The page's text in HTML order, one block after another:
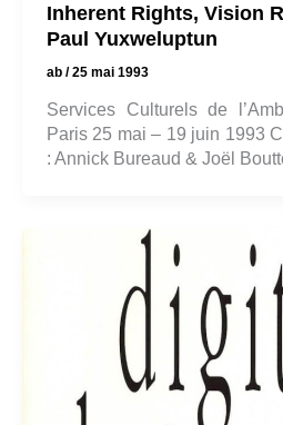
Inherent Rights, Vision
Paul Yuxweluptun
ab /25 mai 1993
Services Culturels de
Paris 25 mai – 19 juin 1993
: Annick Bureaud & Joël